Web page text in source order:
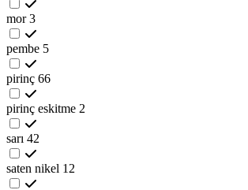
mor3
pembe 5
pirinç 66
pirinç eskitme 2
sarı 42
saten nikel 12